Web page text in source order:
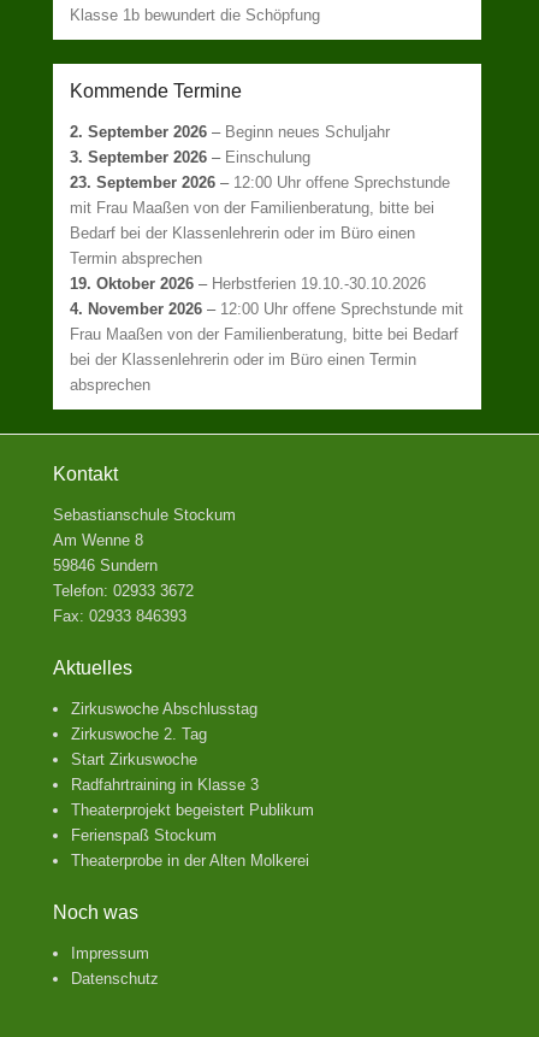
Klasse 1b bewundert die Schöpfung
Kommende Termine
2. September 2026 – Beginn neues Schuljahr
3. September 2026 – Einschulung
23. September 2026 – 12:00 Uhr offene Sprechstunde
mit Frau Maaßen von der Familienberatung, bitte bei
Bedarf bei der Klassenlehrerin oder im Büro einen
Termin absprechen
19. Oktober 2026 – Herbstferien 19.10.-30.10.2026
4. November 2026 – 12:00 Uhr offene Sprechstunde mit
Frau Maaßen von der Familienberatung, bitte bei Bedarf
bei der Klassenlehrerin oder im Büro einen Termin
absprechen
Kontakt
Sebastianschule Stockum
Am Wenne 8
59846 Sundern
Telefon: 02933 3672
Fax: 02933 846393
Aktuelles
Zirkuswoche Abschlusstag
Zirkuswoche 2. Tag
Start Zirkuswoche
Radfahrtraining in Klasse 3
Theaterprojekt begeistert Publikum
Ferienspaß Stockum
Theaterprobe in der Alten Molkerei
Noch was
Impressum
Datenschutz